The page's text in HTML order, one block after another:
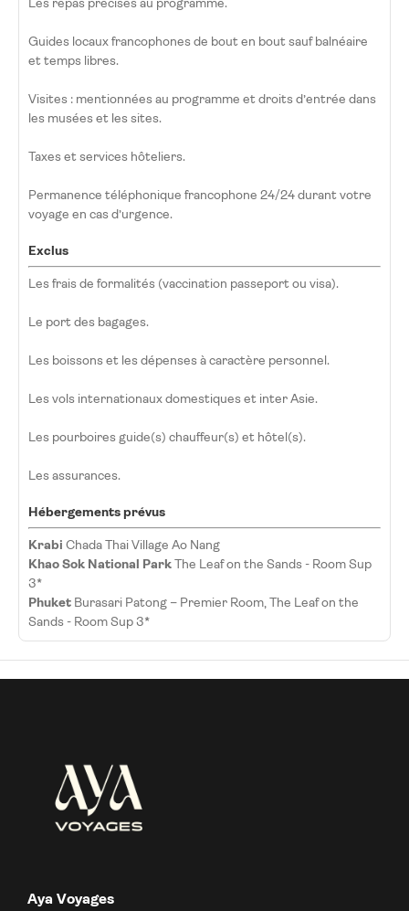
Guides locaux francophones de bout en bout sauf balnéaire
et temps libres.
Visites : mentionnées au programme et droits d’entrée dans
les musées et les sites.
Taxes et services hôteliers.
Permanence téléphonique francophone 24/24 durant votre
voyage en cas d’urgence.
Exclus
Les frais de formalités (vaccination passeport ou visa).
Le port des bagages.
Les boissons et les dépenses à caractère personnel.
Les vols internationaux domestiques et inter Asie.
Les pourboires guide(s) chauffeur(s) et hôtel(s).
Les assurances.
Hébergements prévus
Krabi Chada Thai Village Ao Nang
Khao Sok National ParkThe Leaf on the Sands - Room Sup
3*
Phuket Burasari Patong – Premier Room, The Leaf on the
Sands - Room Sup 3*
Aya Voyages